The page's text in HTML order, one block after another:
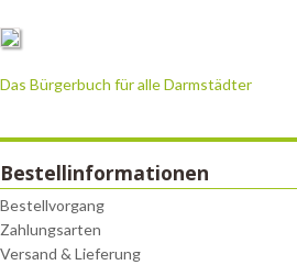
Das Bürgerbuch für alle Darmstädter
Bestellinformationen
Bestellvorgang
Zahlungsarten
Versand & Lieferung